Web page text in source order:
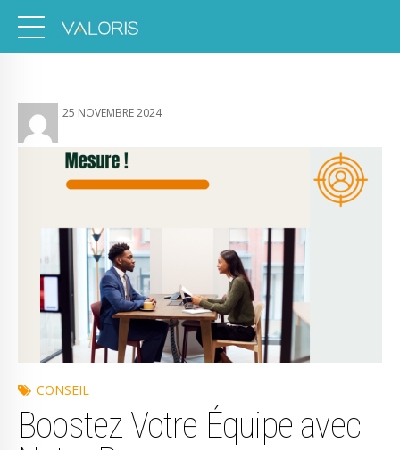
25 NOVEMBRE 2024
CONSEIL
Boostez Votre Équipe avec